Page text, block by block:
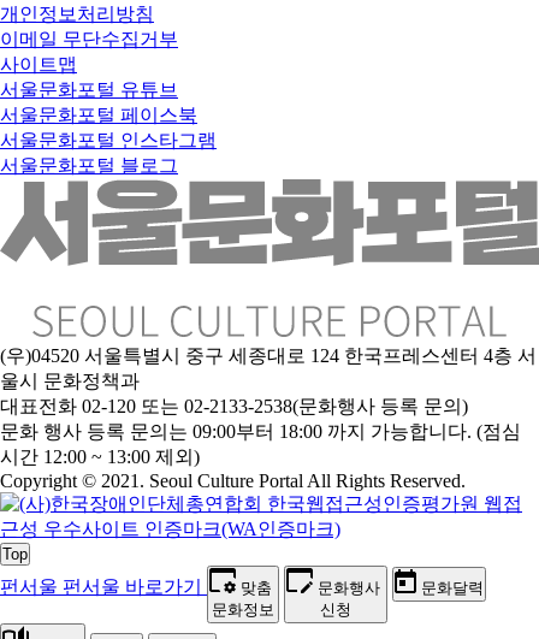
개인정보처리방침
이메일 무단수집거부
사이트맵
서울문화포털 유튜브
서울문화포털 페이스북
서울문화포털 인스타그램
서울문화포털 블로그
(우)04520 서울특별시 중구 세종대로 124 한국프레스센터 4층 서
울시 문화정책과
대표전화 02-120 또는 02-2133-2538(문화행사 등록 문의)
문화 행사 등록 문의는 09:00부터 18:00 까지 가능합니다. (점심
시간 12:00 ~ 13:00 제외)
Copyright © 2021. Seoul Culture Portal All Rights Reserved.
Top
펀서울 펀서울 바로가기
맞춤
문화정보
문화행사
신청
문화달력